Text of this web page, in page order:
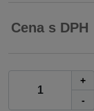
Cena s DPH
+
-